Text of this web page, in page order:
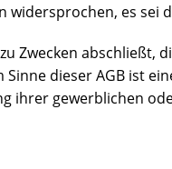
es sei
Zwecken abschließt,
dieser AGB ist
ihrer gewerblichen